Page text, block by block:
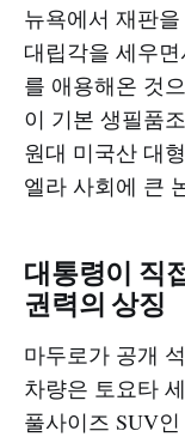
뉴욕에서 재판
대립각을 세우
를 애용해온 것
이 기본 생필품
원대 미국산 대
엘라 사회에 큰
대통령이 직
권력의 상징
마두로가 공개
차량은 토요타
풀사이즈 SUV